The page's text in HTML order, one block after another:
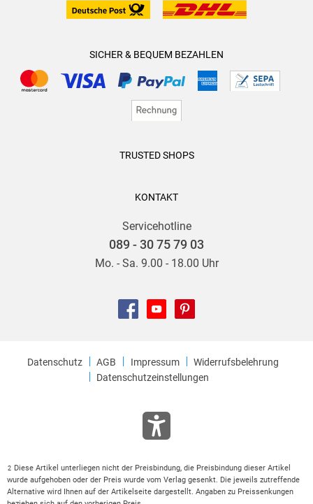
SICHER & BEQUEM BEZAHLEN
TRUSTED SHOPS
KONTAKT
Servicehotline
089 - 30 75 79 03
Mo. - Sa. 9.00 - 18.00 Uhr
Datenschutz AGB Impressum
Widerrufsbelehrung
Datenschutzeinstellungen
2
Diese Artikel unterliegen nicht der Preisbindung, die Preisbindung dieser Artikel
wurde aufgehoben oder der Preis wurde vom Verlag gesenkt. Die jeweils zutreffende
Alternative wird Ihnen auf der Artikelseite dargestellt. Angaben zu Preissenkungen